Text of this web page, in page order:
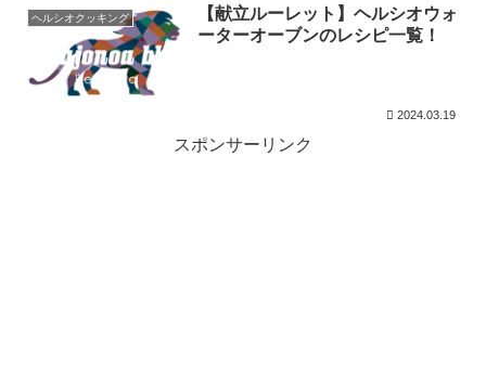
ヘルシオクッキング
【献立ルーレット】ヘルシオウォ
ーターオーブンのレシピ一覧！
2024.03.19
スポンサーリンク